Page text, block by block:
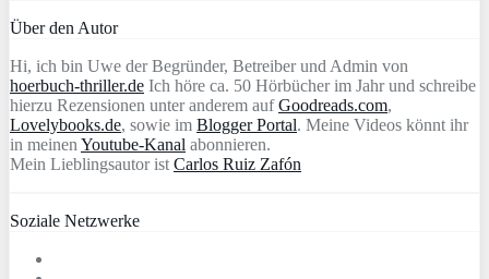
Über den Autor
Hi, ich bin Uwe der Begründer, Betreiber und Admin von
hoerbuch-thriller.de Ich höre ca. 50 Hörbücher im Jahr und schreibe
hierzu Rezensionen unter anderem aufGoodreads.com,
Lovelybooks.de, sowie im Blogger Portal. Meine Videos könnt ihr
in meinen Youtube-Kanal abonnieren.
Mein Lieblingsautor ist Carlos Ruiz Zafón
Soziale Netzwerke